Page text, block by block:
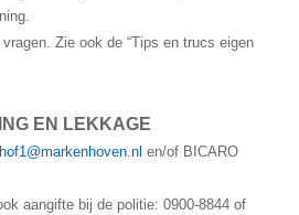
Zie ook de “Tips en trucs eigen
EN LEKKAGE
hof1@markenhoven.nl en/of BICARO
aangifte bij de politie: 0900-8844 of